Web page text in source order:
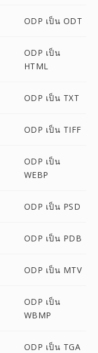
ODP เป็น ODT
ODP เป็น
HTML
ODP เป็น TXT
ODP เป็น TIFF
ODP เป็น
WEBP
ODP เป็น PSD
ODP เป็น PDB
ODP เป็น MTV
ODP เป็น
WBMP
ODP เป็น TGA